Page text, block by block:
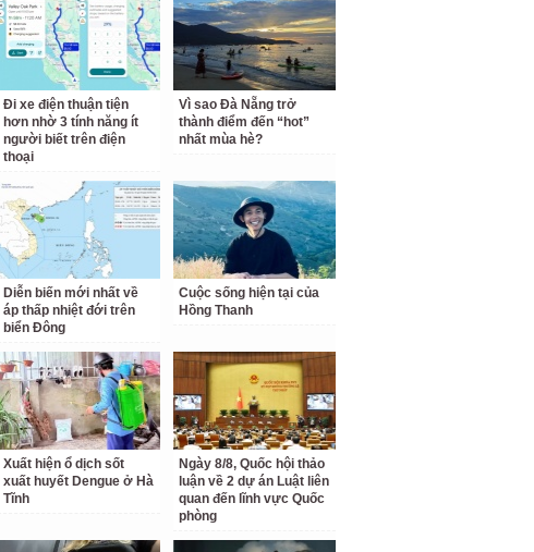
Đi xe điện thuận tiện
hơn nhờ 3 tính năng ít
người biết trên điện
thoại
Vì sao Đà Nẵng trở
thành điểm đến “hot”
nhất mùa hè?
Diễn biến mới nhất về
áp thấp nhiệt đới trên
biển Đông
Cuộc sống hiện tại của
Hồng Thanh
Xuất hiện ổ dịch sốt
xuất huyết Dengue ở Hà
Tĩnh
Ngày 8/8, Quốc hội thảo
luận về 2 dự án Luật liên
quan đến lĩnh vực Quốc
phòng